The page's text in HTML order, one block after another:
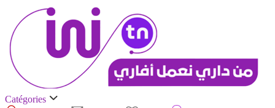
Catégories